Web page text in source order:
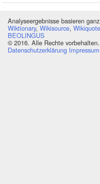
Analyseergebnisse basieren
Wiktionary, Wikisource, Wikiquote
BEOLINGUS
© 2016. Alle Rechte
Datenschutzerklärung Impressum